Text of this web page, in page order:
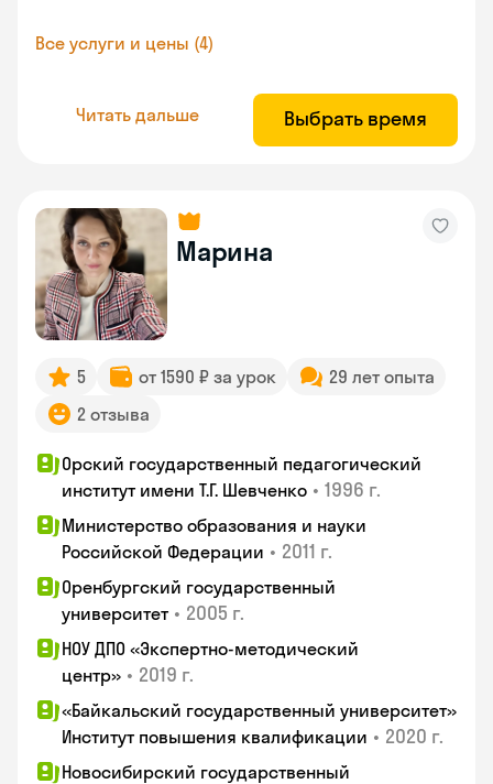
Все услуги и цены (4)
Читать дальше Выбрать время
Марина
5 от 1590 ₽ за урок
29 лет опыта
2 отзыва
Орский государственный педагогический
институт имени Т.Г. Шевченко • 1996 г.
Министерство образования и науки
Российской Федерации • 2011 г.
Оренбургский государственный
университет • 2005 г.
НОУ ДПО «Экспертно-методический
центр» • 2019 г.
«Байкальский государственный университет»
Институт повышения квалификации • 2020 г.
Новосибирский государственный